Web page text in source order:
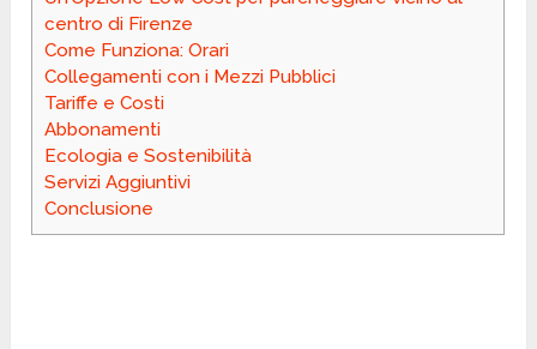
centro di Firenze
Come Funziona: Orari
Collegamenti con i Mezzi Pubblici
Tariffe e Costi
Abbonamenti
Ecologia e Sostenibilità
Servizi Aggiuntivi
Conclusione